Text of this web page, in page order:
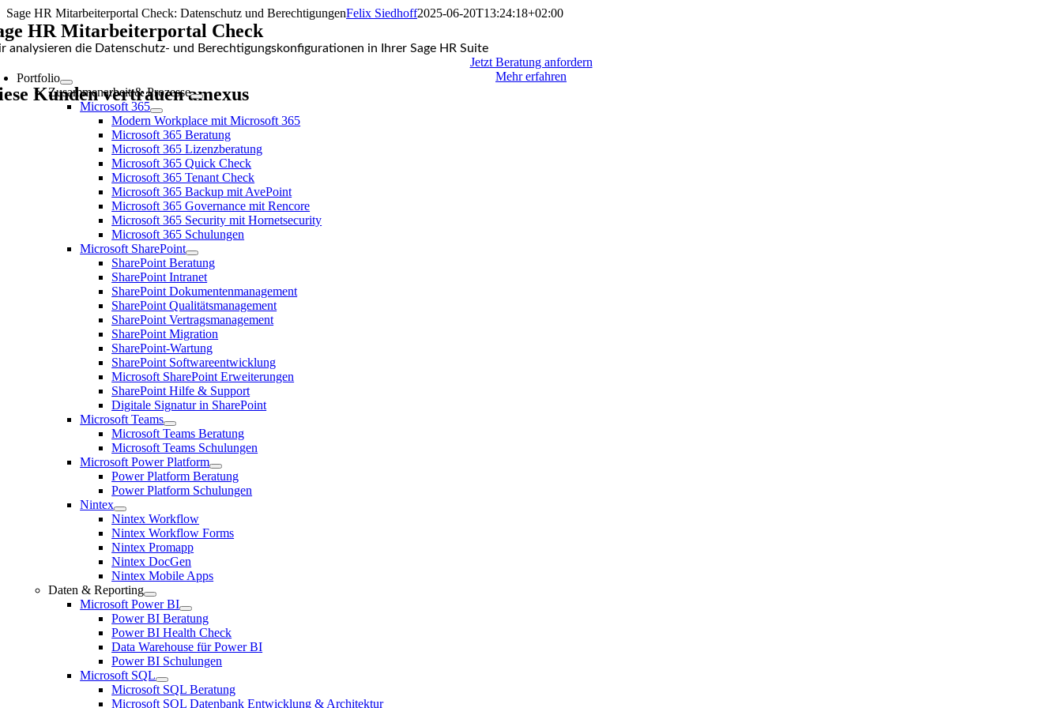
Zum
Inhalt
springen
Portfolio
Zusammenarbeit & Prozesse
Microsoft 365
Modern Workplace mit Microsoft 365
Microsoft 365 Beratung
Microsoft 365 Lizenzberatung
Microsoft 365 Quick Check
Microsoft 365 Tenant Check
Microsoft 365 Backup mit AvePoint
Microsoft 365 Governance mit Rencore
Microsoft 365 Security mit Hornetsecurity
Microsoft 365 Schulungen
Microsoft SharePoint
SharePoint Beratung
SharePoint Intranet
SharePoint Dokumentenmanagement
SharePoint Qualitätsmanagement
SharePoint Vertragsmanagement
SharePoint Migration
SharePoint-Wartung
SharePoint Softwareentwicklung
Microsoft SharePoint Erweiterungen
SharePoint Hilfe & Support
Digitale Signatur in SharePoint
Microsoft Teams
Microsoft Teams Beratung
Microsoft Teams Schulungen
Microsoft Power Platform
Power Platform Beratung
Power Platform Schulungen
Nintex
Nintex Workflow
Nintex Workflow Forms
Nintex Promapp
Nintex DocGen
Nintex Mobile Apps
Daten & Reporting
Microsoft Power BI
Power BI Beratung
Power BI Health Check
Data Warehouse für Power BI
Power BI Schulungen
Microsoft SQL
Microsoft SQL Beratung
Microsoft SQL Datenbank Entwicklung & Architektur
Sage HR Mitarbeiterportal Check: Datenschutz und BerechtigungenFelix Siedhoff2025-06-20T13:24:18+02:00
HR Mitarbeiterportal Check
analysieren die Datenschutz- und Berechtigungskonfigurationen in Ihrer Sage HR Suite
Jetzt Beratung anfordern
Mehr erfahren
Kunden vertrauen amexus